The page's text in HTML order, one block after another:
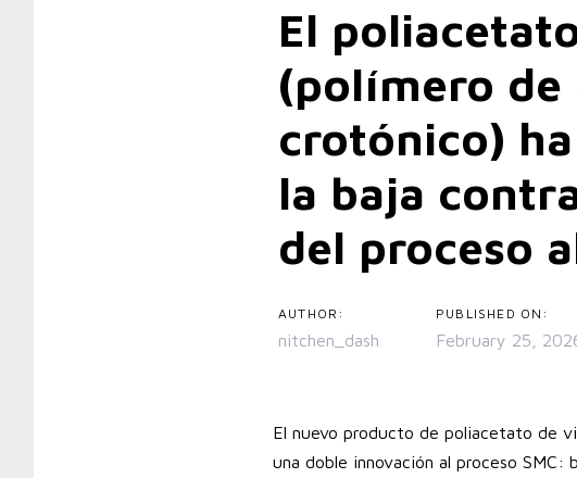
El
(polímero
crotónico)
la baja
del proceso
AUTHOR:
nitchen_dash
PUBLISHED ON:
February 25,
El nuevo producto de poliacetato de
una doble innovación al proceso